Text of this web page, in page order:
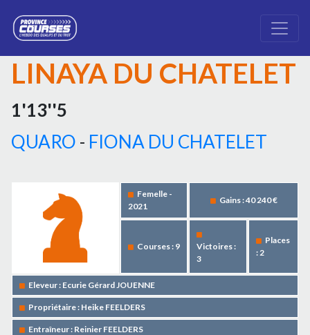
LINAYA DU CHATELET
1'13''5
QUARO - FIONA DU CHATELET
Femelle -
2021
Gains : 40 240 €
Courses : 9
Victoires :
3
Places
: 2
Eleveur : Ecurie Gérard JOUENNE
Propriétaire : Heike FEELDERS
Entraîneur : Reinier FEELDERS